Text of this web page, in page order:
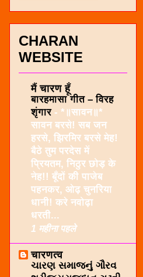
CHARAN
WEBSITE
मैं चारण हूँ
बारहमासा गीत – विरह
शृंगार - *॥सावन॥*
सावन बरसे! सब जन
हरसे, झिरमिर बरसे मेह!
बैठे तुम परदेस में
प्रियतम, निठुर छोड़ के
नेह!! बूँदों की पाजेब
पहनकर, ओढ़ चुनरिया
धानी! करे नवोढ़ा
धरती...
1 महीना पहले
चारणत्व
ચારણ સમાજનું ગૌરવ